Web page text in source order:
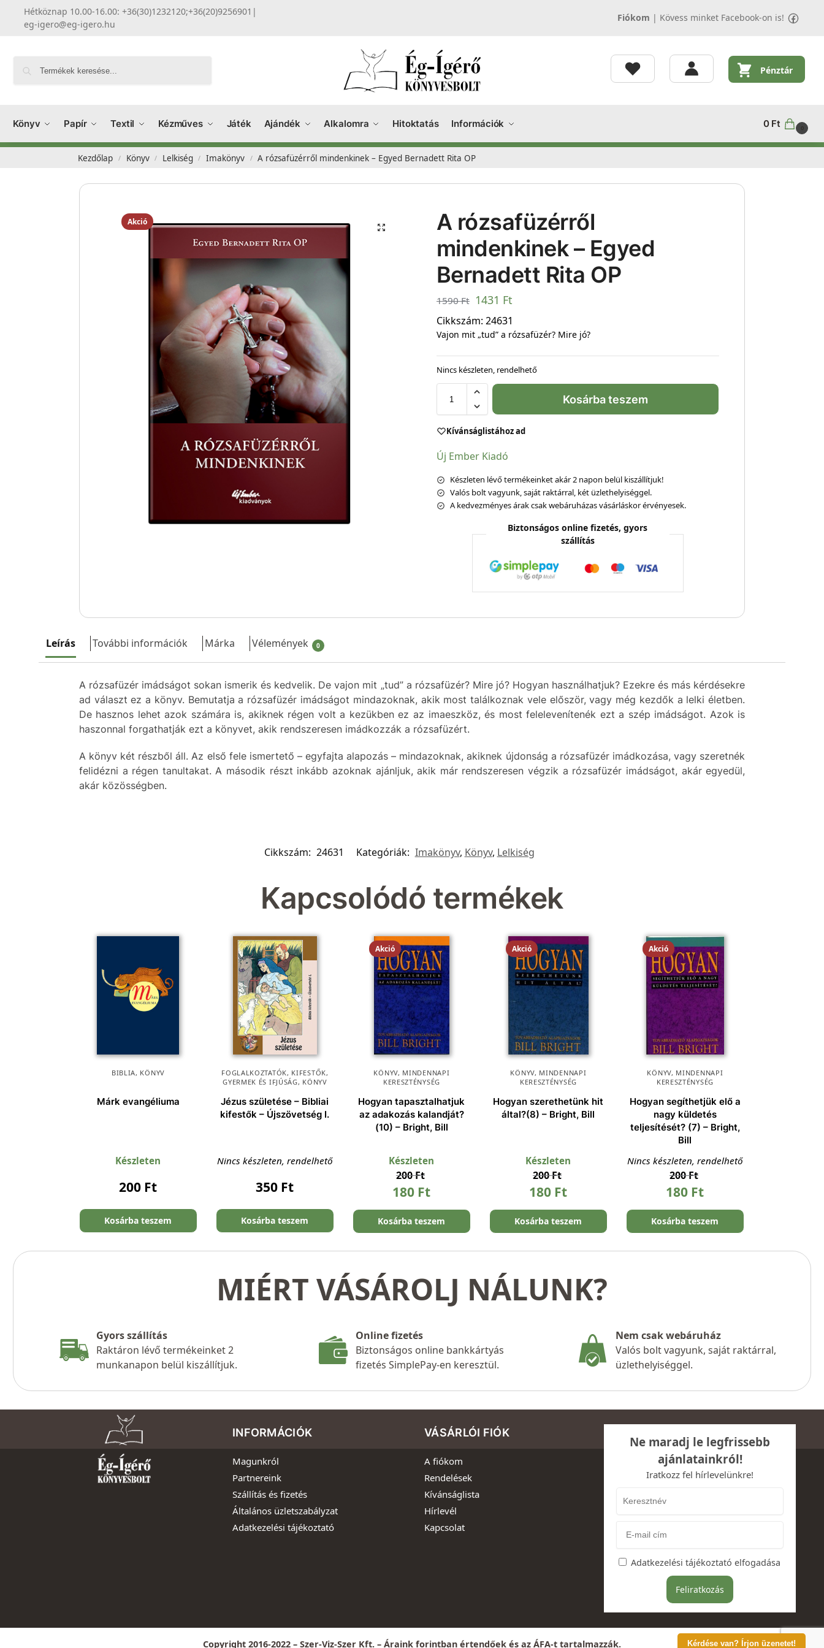
Hétköznap 10.00-16.00: +36(30)1232120;+36(20)9256901 |
eg-igero@eg-igero.hu
Fiókom | Kövess minket Facebook-on is!
Pénztár
Könyv Papír Textil Kézműves Játék Ajándék Alkalomra Hitoktatás Információk 0 Ft 0
Kezdőlap / Könyv / Lelkiség / Imakönyv / A rózsafüzérről mindenkinek – Egyed Bernadett Rita OP
Akció
A rózsafüzérről
mindenkinek – Egyed
Bernadett Rita OP
1590Ft 1431 Ft
Cikkszám: 24631
Vajon mit „tud” a rózsafüzér? Mire jó?
Nincs készleten, rendelhető
Kosárba teszem
Kívánságlistához ad
Új Ember Kiadó
Készleten lévő termékeinket akár 2 napon belül kiszállítjuk!
Valós bolt vagyunk, saját raktárral, két üzlethelyiséggel.
A kedvezményes árak csak webáruházas vásárláskor érvényesek.
Biztonságos online fizetés, gyors
szállítás
Kérdése van? Írjon üzenetet!
Leírás További információk Márka Vélemények 0
A rózsafüzér imádságot sokan ismerik és kedvelik. De vajon mit „tud” a rózsafüzér? Mire jó? Hogyan használhatjuk? Ezekre és más kérdésekre
ad választ ez a könyv. Bemutatja a rózsafüzér imádságot mindazoknak, akik most találkoznak vele először, vagy még kezdők a lelki életben.
De hasznos lehet azok számára is, akiknek régen volt a kezükben ez az imaeszköz, és most felelevenítenék ezt a szép imádságot. Azok is
haszonnal forgathatják ezt a könyvet, akik rendszeresen imádkozzák a rózsafüzért.
A könyv két részből áll. Az első fele ismertető – egyfajta alapozás – mindazoknak, akiknek újdonság a rózsafüzér imádkozása, vagy szeretnék
felidézni a régen tanultakat. A második részt inkább azoknak ajánljuk, akik már rendszeresen végzik a rózsafüzér imádságot, akár egyedül,
akár közösségben.
Cikkszám: 24631 Kategóriák: Imakönyv, Könyv, Lelkiség
Kapcsolódó termékek
BIBLIA, KÖNYV
Márk evangéliuma
Készleten
200 Ft
Kosárba teszem
FOGLALKOZTATÓK, KIFESTŐK,
GYERMEK ÉS IFJÚSÁG, KÖNYV
Jézus születése – Bibliai
kifestők – Újszövetség I.
Nincs készleten, rendelhető
350 Ft
Kosárba teszem
Akció
KÖNYV, MINDENNAPI
KERESZTÉNYSÉG
Hogyan tapasztalhatjuk
az adakozás kalandját?
(10) – Bright, Bill
Készleten
200Ft
180 Ft
Kosárba teszem
Akció
KÖNYV, MINDENNAPI
KERESZTÉNYSÉG
Hogyan szerethetünk hit
által?(8) – Bright, Bill
Készleten
200Ft
180 Ft
Kosárba teszem
Akció
KÖNYV, MINDENNAPI
KERESZTÉNYSÉG
Hogyan segíthetjük elő a
nagy küldetés
teljesítését? (7) – Bright,
Bill
Nincs készleten, rendelhető
200Ft
180 Ft
Kosárba teszem
MIÉRT VÁSÁROLJ NÁLUNK?
Gyors szállítás
Raktáron lévő termékeinket 2
munkanapon belül kiszállítjuk.
Online fizetés
Biztonságos online bankkártyás
fizetés SimplePay-en keresztül.
Nem csak webáruház
Valós bolt vagyunk, saját raktárral,
üzlethelyiséggel.
INFORMÁCIÓK
Magunkról
Partnereink
Szállítás és fizetés
Általános üzletszabályzat
Adatkezelési tájékoztató
VÁSÁRLÓI FIÓK
A fiókom
Rendelések
Kívánságlista
Hírlevél
Kapcsolat
Ne maradj le legfrissebb
ajánlatainkról!
Iratkozz fel hírlevelünkre!
Adatkezelési tájékoztató elfogadása
Copyright 2016-2022 – Szer-Viz-Szer Kft. – Áraink forintban értendőek és az ÁFA-t tartalmazzák.